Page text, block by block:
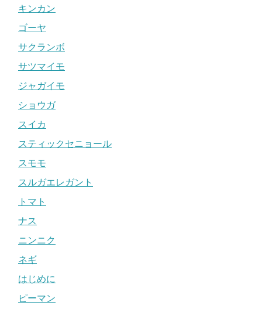
キンカン
ゴーヤ
サクランボ
サツマイモ
ジャガイモ
ショウガ
スイカ
スティックセニョール
スモモ
スルガエレガント
トマト
ナス
ニンニク
ネギ
はじめに
ピーマン